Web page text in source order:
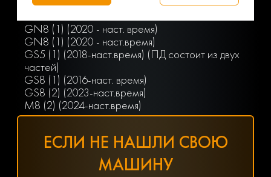
GN8 (1) (2020 - наст. время)
GN8 (1) (2020 - наст.время)
GS5 (1) (2018-наст.время) (ПД состоит из двух
частей)
GS8 (1) (2016-наст. время)
GS8 (2) (2023-наст.время)
M8 (2) (2024-наст.время)
ЕСЛИ НЕ НАШЛИ СВОЮ
МАШИНУ